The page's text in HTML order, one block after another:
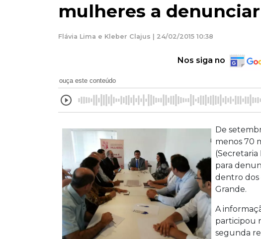
mulheres a
Flávia Lima e Kleber Clajus | 24/02/2015 10:38
Nos siga no
ouça este conteúdo
De
menos 70
para
dentro dos
Grande.
A
participou
segunda